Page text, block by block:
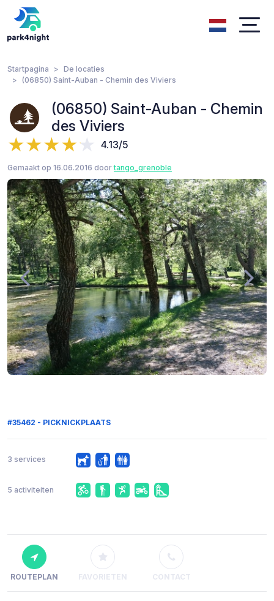
Startpagina
De locaties
(06850) Saint-Auban - Chemin des Viviers
(06850) Saint-Auban - Chemin
des Viviers
4.13/5
Gemaakt op 16.06.2016 doortango_grenoble
#35462 - PICKNICKPLAATS
3 services
5 activiteiten
ROUTEPLAN FAVORIETEN CONTACT